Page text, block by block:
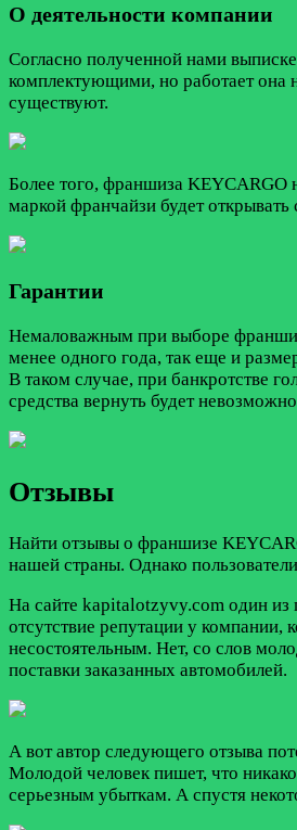
О деятельности компании
Согласно полученной нами
комплектующими, но работает она
существуют.
Более того, франшиза KEYCARGO
маркой франчайзи будет
Гарантии
Немаловажным при выборе
менее одного года, так еще и
В таком случае, при банкротстве
средства вернуть будет
Отзывы
Найти отзывы о франшизе
нашей страны. Однако
На сайте kapitalotzyvy.com один из
отсутствие репутации у компании,
несостоятельным. Нет, со слов
поставки заказанных автомобилей.
А вот автор следующего отзыва
Молодой человек пишет, что
серьезным убыткам. А спустя